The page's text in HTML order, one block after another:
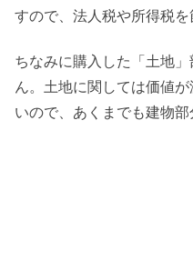
すので、法人税や所得税を
ちなみに購入した「土地
ん。土地に関しては価値
いので、あくまでも建物部